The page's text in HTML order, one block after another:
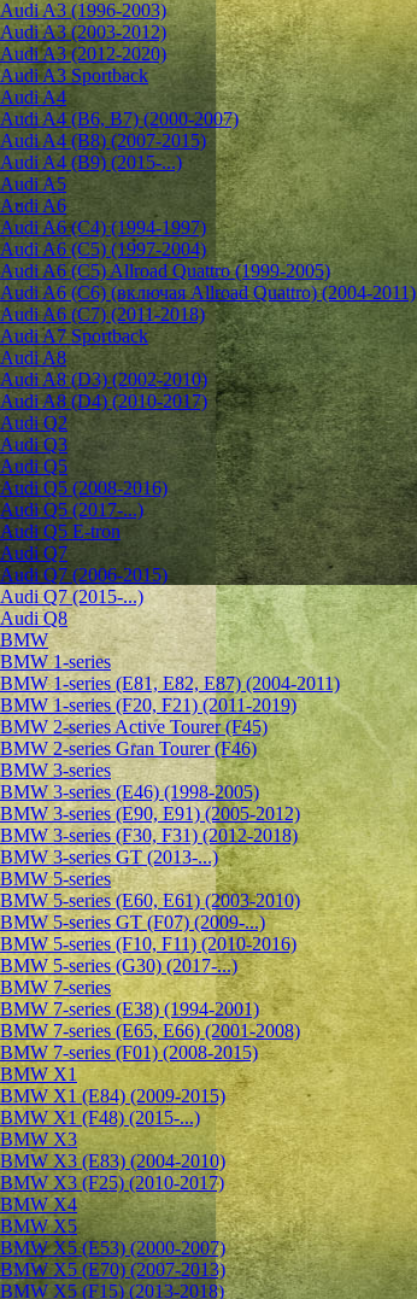
Audi A3 (1996-2003)
Audi A3 (2003-2012)
Audi A3 (2012-2020)
Audi A3 Sportback
Audi A4
Audi A4 (B6, B7) (2000-2007)
Audi A4 (B8) (2007-2015)
Audi A4 (B9) (2015-...)
Audi A5
Audi A6
Audi A6 (C4) (1994-1997)
Audi A6 (C5) (1997-2004)
Audi A6 (C5) Allroad Quattro (1999-2005)
Audi A6 (C6) (включая Allroad Quattro) (2004-2011)
Audi A6 (C7) (2011-2018)
Audi A7 Sportback
Audi A8
Audi A8 (D3) (2002-2010)
Audi A8 (D4) (2010-2017)
Audi Q2
Audi Q3
Audi Q5
Audi Q5 (2008-2016)
Audi Q5 (2017-...)
Audi Q5 E-tron
Audi Q7
Audi Q7 (2006-2015)
Audi Q7 (2015-...)
Audi Q8
BMW
BMW 1-series
BMW 1-series (E81, E82, E87) (2004-2011)
BMW 1-series (F20, F21) (2011-2019)
BMW 2-series Active Tourer (F45)
BMW 2-series Gran Tourer (F46)
BMW 3-series
BMW 3-series (E46) (1998-2005)
BMW 3-series (E90, E91) (2005-2012)
BMW 3-series (F30, F31) (2012-2018)
BMW 3-series GT (2013-...)
BMW 5-series
BMW 5-series (E60, E61) (2003-2010)
BMW 5-series GT (F07) (2009-...)
BMW 5-series (F10, F11) (2010-2016)
BMW 5-series (G30) (2017-...)
BMW 7-series
BMW 7-series (E38) (1994-2001)
BMW 7-series (E65, E66) (2001-2008)
BMW 7-series (F01) (2008-2015)
BMW X1
BMW X1 (E84) (2009-2015)
BMW X1 (F48) (2015-...)
BMW X3
BMW X3 (E83) (2004-2010)
BMW X3 (F25) (2010-2017)
BMW X4
BMW X5
BMW X5 (E53) (2000-2007)
BMW X5 (E70) (2007-2013)
BMW X5 (F15) (2013-2018)